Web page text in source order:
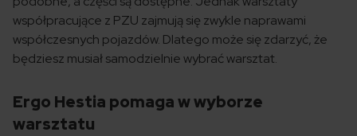
współpracujące z PZU zajmują się zwykle naprawami
współczesnych pojazdów. Dlatego może się zdarzyć, że
będziesz musiał samodzielnie wybrać warsztat.
Ergo Hestia pomaga w wyborze
warsztatu